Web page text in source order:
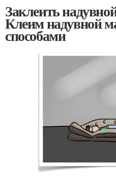
Заклеить
Клеим надувной
способами